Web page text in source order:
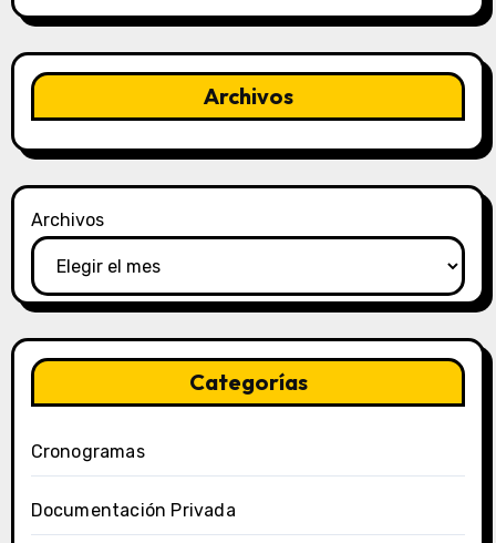
Archivos
Archivos
Categorías
Cronogramas
Documentación Privada